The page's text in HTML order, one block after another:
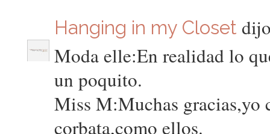
Hanging in my Closet
Moda elle:En realidad lo
un poquito.
Miss M:Muchas gracias,yo
corbata,como ellos.